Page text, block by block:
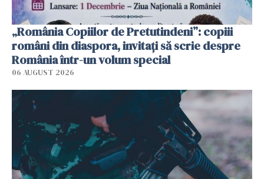
„România Copiilor de Pretutindeni”: copiii
români din diaspora, invitați să scrie despre
România într-un volum special
06 AUGUST 2026